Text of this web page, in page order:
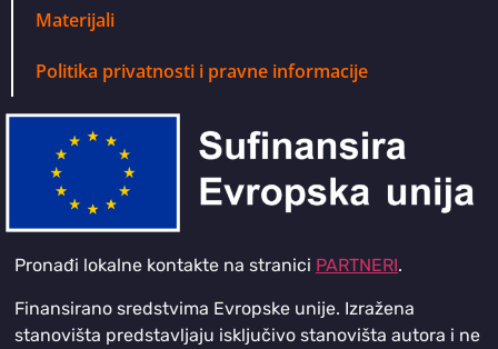
Materijali
Politika privatnosti i pravne informacije
Pronađi lokalne kontakte na stranici PARTNERI.
Finansirano sredstvima Evropske unije. Izražena
stanovišta predstavljaju isključivo stanovišta autora i ne